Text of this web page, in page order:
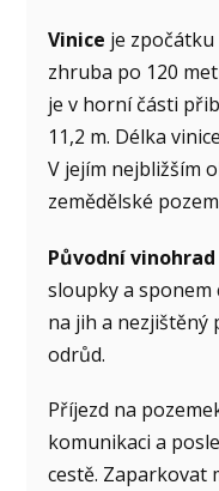
Vinice je
zhruba po 120
je v horní části
11,2 m. Délka
V jejím nejbližším
zemědělské
Původní vinohrad
sloupky a sponem
na jih a nezjištěný
odrůd.
Příjezd na
komunikaci a
cestě. Zaparkovat